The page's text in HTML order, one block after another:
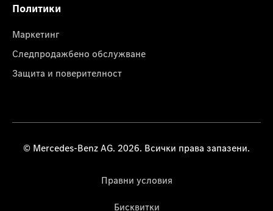
Политики
Маркетинг
Следпродажбено обслужване
Защита и поверителност
© Mercedes-Benz AG. 2026. Всички права запазени.
Правни условия
Бисквитки